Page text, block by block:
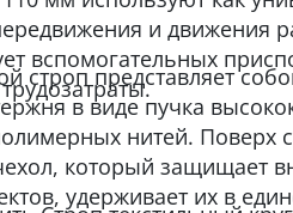
и движения
вспомогательных
строп представляет
в виде пучка
нитей. Поверх
который защищает
удерживает их в